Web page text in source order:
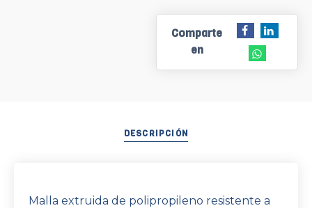
Comparte
en
DESCRIPCIÓN
Malla extruida de polipropileno resistente a